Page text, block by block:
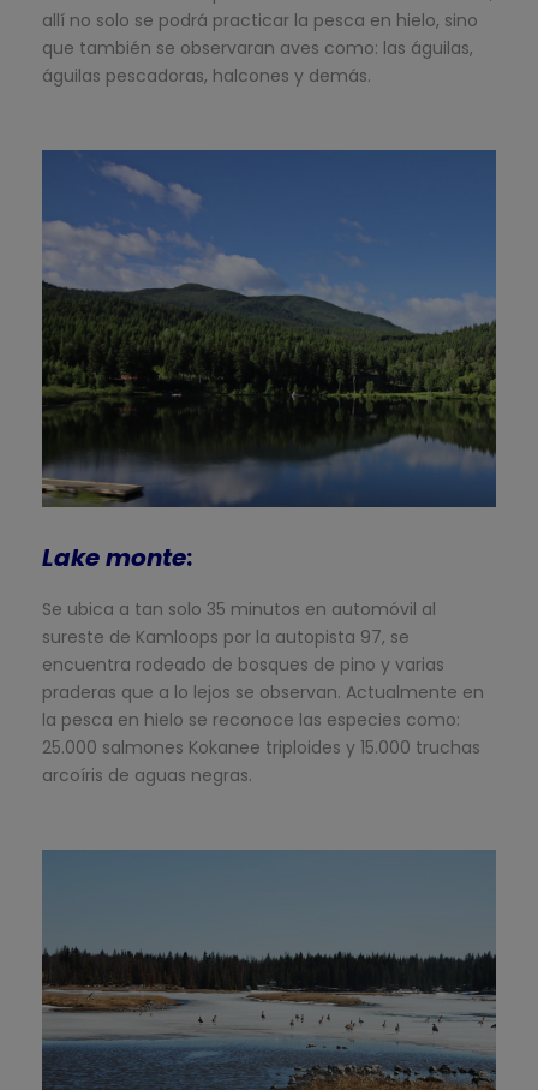
allí no solo se podrá practicar la pesca en hielo, sino
que también se observaran aves como: las águilas,
águilas pescadoras, halcones y demás.
Lake monte:
Se ubica a tan solo 35 minutos en automóvil al
sureste de Kamloops por la autopista 97, se
encuentra rodeado de bosques de pino y varias
praderas que a lo lejos se observan. Actualmente en
la pesca en hielo se reconoce las especies como:
25.000 salmones Kokanee triploides y 15.000 truchas
arcoíris de aguas negras.